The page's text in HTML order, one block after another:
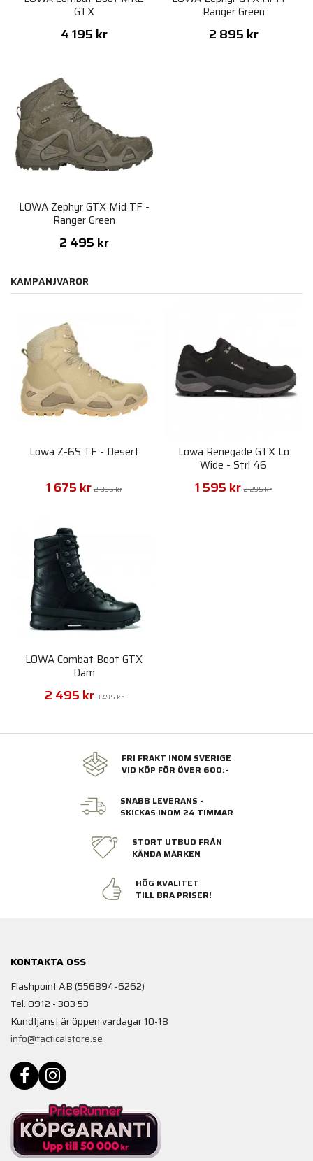
GTX
4 195 kr
Ranger Green
2 895 kr
LOWA Zephyr GTX Mid TF -
Ranger Green
2 495 kr
KAMPANJVAROR
Lowa Z-6S TF - Desert
1 675 kr 2 095 kr
Lowa Renegade GTX Lo
Wide - Strl 46
1 595 kr 2 295 kr
LOWA Combat Boot GTX
Dam
2 495 kr 3 495 kr
FRI FRAKT INOM SVERIGE
VID KÖP FÖR ÖVER 600:-
SNABB LEVERANS -
SKICKAS INOM 24 TIMMAR
STORT UTBUD FRÅN
KÄNDA MÄRKEN
HÖG KVALITET
TILL BRA PRISER!
KONTAKTA OSS
Flashpoint AB (556894-6262)
Tel. 0912 - 303 53
Kundtjänst är öppen vardagar 10-18
info@tacticalstore.se